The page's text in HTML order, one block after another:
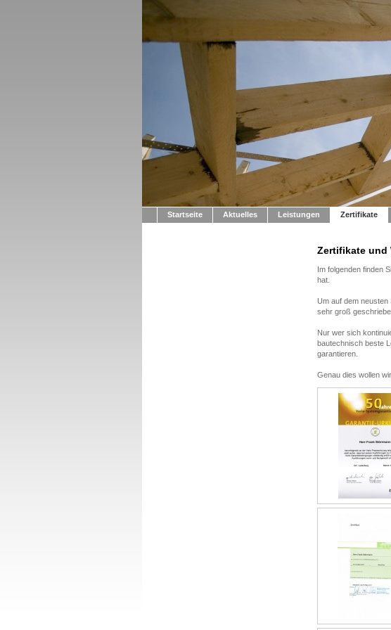
Startseite Aktuelles Leistungen Zertifikate
Zertifikate und
Im folgenden finden
hat.
Um auf dem neusten
sehr groß
Nur wer sich
bautechnisch beste
garantieren.
Genau dies wollen